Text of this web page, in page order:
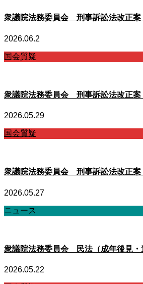
衆議院法務委員会 刑事訴訟法改正案
2026.06.2
国会質疑
衆議院法務委員会 刑事訴訟法改正案
2026.05.29
国会質疑
衆議院法務委員会 刑事訴訟法改正案
2026.05.27
ニュース
衆議院法務委員会 民法（成年後見・
2026.05.22